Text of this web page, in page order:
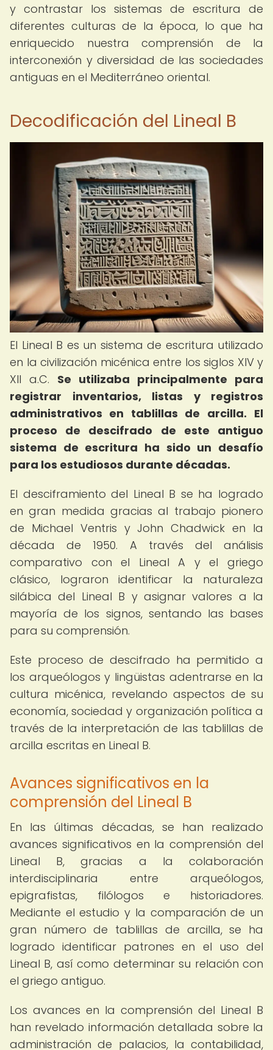
y contrastar los sistemas de escritura de
diferentes culturas de la época, lo que ha
enriquecido nuestra comprensión de la
interconexión y diversidad de las sociedades
antiguas en el Mediterráneo oriental.
Decodificación del Lineal B
El Lineal B es un sistema de escritura utilizado
en la civilización micénica entre los siglos XIV y
XII a.C. Se utilizaba principalmente para
registrar inventarios, listas y registros
administrativos en tablillas de arcilla. El
proceso de descifrado de este antiguo
sistema de escritura ha sido un desafío
para los estudiosos durante décadas.
El desciframiento del Lineal B se ha logrado
en gran medida gracias al trabajo pionero
de Michael Ventris y John Chadwick en la
década de 1950. A través del análisis
comparativo con el Lineal A y el griego
clásico, lograron identificar la naturaleza
silábica del Lineal B y asignar valores a la
mayoría de los signos, sentando las bases
para su comprensión.
Este proceso de descifrado ha permitido a
los arqueólogos y lingüistas adentrarse en la
cultura micénica, revelando aspectos de su
economía, sociedad y organización política a
través de la interpretación de las tablillas de
arcilla escritas en Lineal B.
Avances significativos en la
comprensión del Lineal B
En las últimas décadas, se han realizado
avances significativos en la comprensión del
Lineal B, gracias a la colaboración
interdisciplinaria entre arqueólogos,
epigrafistas, filólogos e historiadores.
Mediante el estudio y la comparación de un
gran número de tablillas de arcilla, se ha
logrado identificar patrones en el uso del
Lineal B, así como determinar su relación con
el griego antiguo.
Los avances en la comprensión del Lineal B
han revelado información detallada sobre la
administración de palacios, la contabilidad,